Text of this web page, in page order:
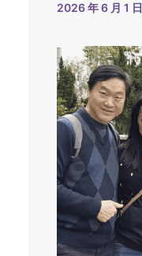
2026 年 6 月 1 日